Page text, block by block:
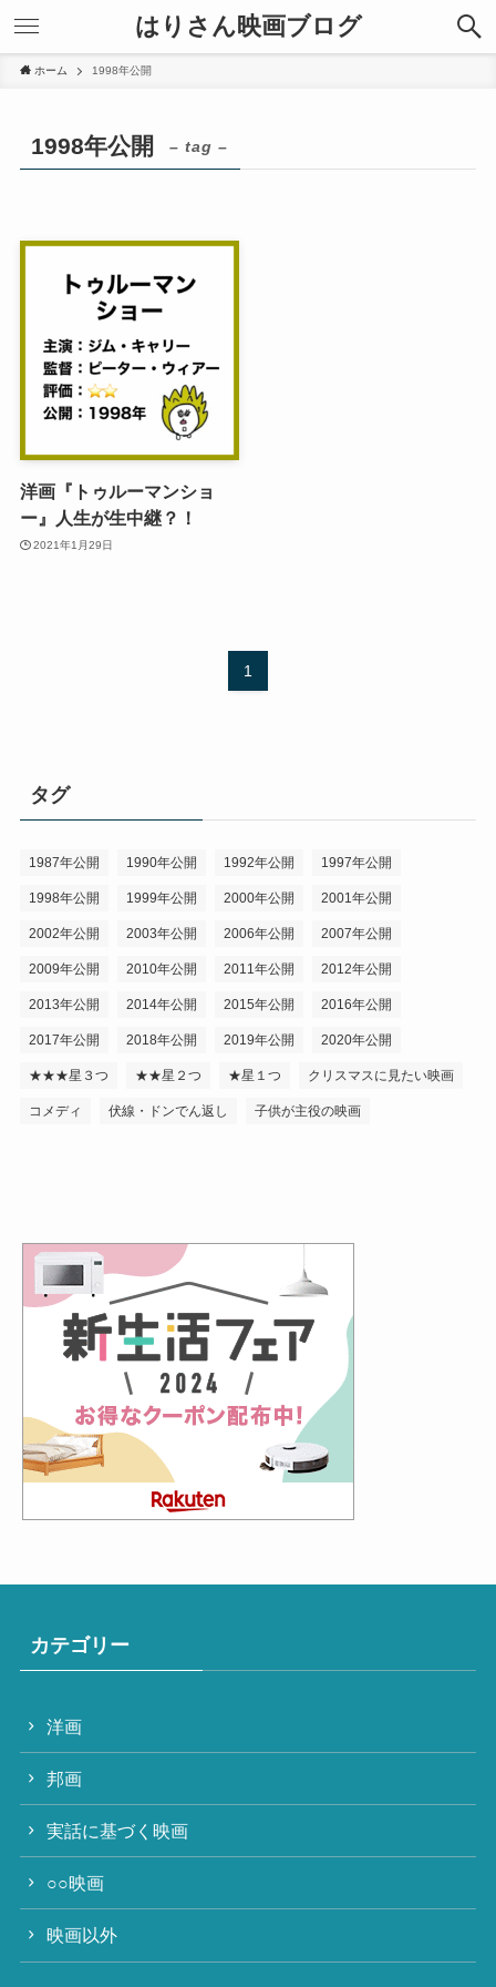
はりさん映画ブログ
ホーム 1998年公開
1998年公開 – tag –
洋画『トゥルーマンショ
ー』人生が生中継？！
2021年1月29日
1
タグ
1987年公開 1990年公開 1992年公開 1997年公開
1998年公開 1999年公開 2000年公開 2001年公開
2002年公開 2003年公開 2006年公開 2007年公開
2009年公開 2010年公開 2011年公開 2012年公開
2013年公開 2014年公開 2015年公開 2016年公開
2017年公開 2018年公開 2019年公開 2020年公開
★★★星３つ ★★星２つ ★星１つ クリスマスに見たい映画
コメディ 伏線・ドンでん返し 子供が主役の映画
カテゴリー
洋画
邦画
実話に基づく映画
○○映画
映画以外